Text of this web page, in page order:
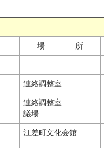
場 所
連絡調整室
連絡調整室
議場
江差町文化会館